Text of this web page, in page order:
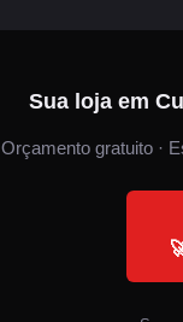
Sua loja em
Orçamento gratuito ·